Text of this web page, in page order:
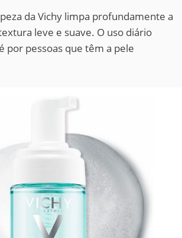
da Vichy limpa profundamente a
leve e suave. O uso diário
por pessoas que têm a pele